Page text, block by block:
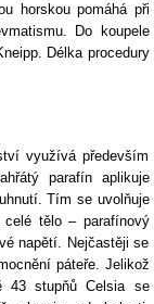
horskou pomáhá při
Do koupele
Délka procedury
využívá především
parafín aplikuje
Tím se uvolňuje
celé tělo – parafínový
napětí. Nejčastěji se
páteře. Jelikož
43 stupňů Celsia se